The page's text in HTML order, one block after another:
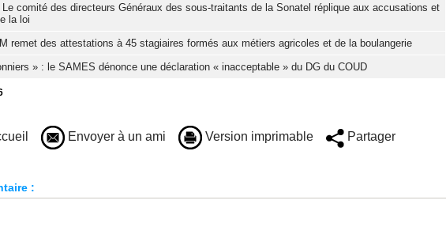
Le comité des directeurs Généraux des sous-traitants de la Sonatel réplique aux accusations et
la loi
remet des attestations à 45 stagiaires formés aux métiers agricoles et de la boulangerie
» : le SAMES dénonce une déclaration « inacceptable » du DG du COUD
Envoyer à un ami Version imprimable Partager
: